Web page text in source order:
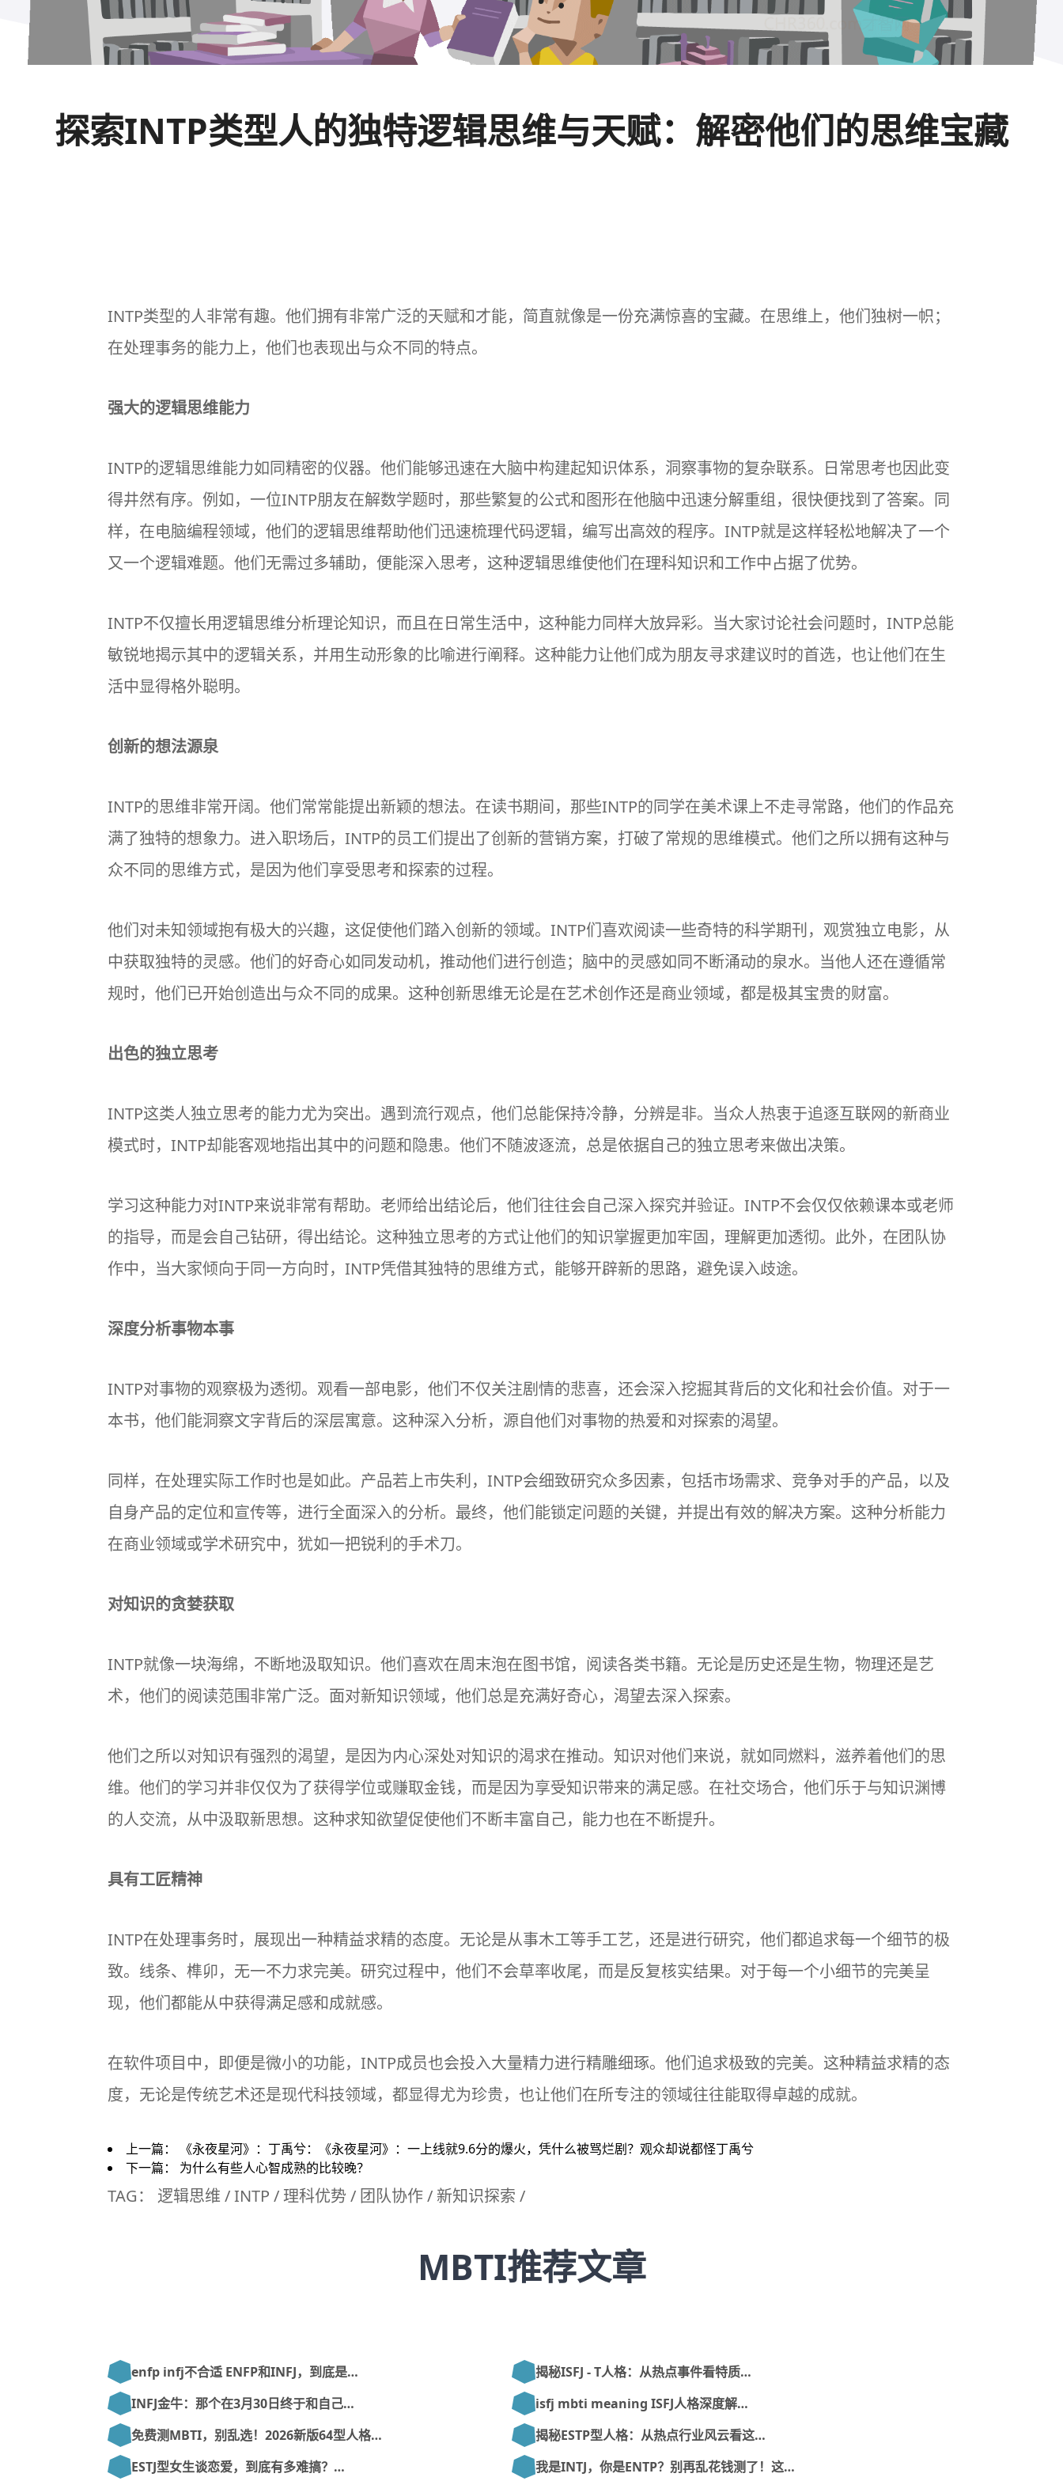
探索INTP类型人的独特逻辑思维与天赋：解密他们的思维宝藏
INTP类型的人非常有趣。他们拥有非常广泛的天赋和才能，简直就像是一份充满惊喜的宝藏。在思维上，他们独树一帜；
在处理事务的能力上，他们也表现出与众不同的特点。
强大的逻辑思维能力
INTP的逻辑思维能力如同精密的仪器。他们能够迅速在大脑中构建起知识体系，洞察事物的复杂联系。日常思考也因此变
得井然有序。例如，一位INTP朋友在解数学题时，那些繁复的公式和图形在他脑中迅速分解重组，很快便找到了答案。同
样，在电脑编程领域，他们的逻辑思维帮助他们迅速梳理代码逻辑，编写出高效的程序。INTP就是这样轻松地解决了一个
又一个逻辑难题。他们无需过多辅助，便能深入思考，这种逻辑思维使他们在理科知识和工作中占据了优势。
INTP不仅擅长用逻辑思维分析理论知识，而且在日常生活中，这种能力同样大放异彩。当大家讨论社会问题时，INTP总能
敏锐地揭示其中的逻辑关系，并用生动形象的比喻进行阐释。这种能力让他们成为朋友寻求建议时的首选，也让他们在生
活中显得格外聪明。
创新的想法源泉
INTP的思维非常开阔。他们常常能提出新颖的想法。在读书期间，那些INTP的同学在美术课上不走寻常路，他们的作品充
满了独特的想象力。进入职场后，INTP的员工们提出了创新的营销方案，打破了常规的思维模式。他们之所以拥有这种与
众不同的思维方式，是因为他们享受思考和探索的过程。
他们对未知领域抱有极大的兴趣，这促使他们踏入创新的领域。INTP们喜欢阅读一些奇特的科学期刊，观赏独立电影，从
中获取独特的灵感。他们的好奇心如同发动机，推动他们进行创造；脑中的灵感如同不断涌动的泉水。当他人还在遵循常
规时，他们已开始创造出与众不同的成果。这种创新思维无论是在艺术创作还是商业领域，都是极其宝贵的财富。
出色的独立思考
INTP这类人独立思考的能力尤为突出。遇到流行观点，他们总能保持冷静，分辨是非。当众人热衷于追逐互联网的新商业
模式时，INTP却能客观地指出其中的问题和隐患。他们不随波逐流，总是依据自己的独立思考来做出决策。
学习这种能力对INTP来说非常有帮助。老师给出结论后，他们往往会自己深入探究并验证。INTP不会仅仅依赖课本或老师
的指导，而是会自己钻研，得出结论。这种独立思考的方式让他们的知识掌握更加牢固，理解更加透彻。此外，在团队协
作中，当大家倾向于同一方向时，INTP凭借其独特的思维方式，能够开辟新的思路，避免误入歧途。
深度分析事物本事
INTP对事物的观察极为透彻。观看一部电影，他们不仅关注剧情的悲喜，还会深入挖掘其背后的文化和社会价值。对于一
本书，他们能洞察文字背后的深层寓意。这种深入分析，源自他们对事物的热爱和对探索的渴望。
同样，在处理实际工作时也是如此。产品若上市失利，INTP会细致研究众多因素，包括市场需求、竞争对手的产品，以及
自身产品的定位和宣传等，进行全面深入的分析。最终，他们能锁定问题的关键，并提出有效的解决方案。这种分析能力
在商业领域或学术研究中，犹如一把锐利的手术刀。
对知识的贪婪获取
INTP就像一块海绵，不断地汲取知识。他们喜欢在周末泡在图书馆，阅读各类书籍。无论是历史还是生物，物理还是艺
术，他们的阅读范围非常广泛。面对新知识领域，他们总是充满好奇心，渴望去深入探索。
他们之所以对知识有强烈的渴望，是因为内心深处对知识的渴求在推动。知识对他们来说，就如同燃料，滋养着他们的思
维。他们的学习并非仅仅为了获得学位或赚取金钱，而是因为享受知识带来的满足感。在社交场合，他们乐于与知识渊博
的人交流，从中汲取新思想。这种求知欲望促使他们不断丰富自己，能力也在不断提升。
具有工匠精神
INTP在处理事务时，展现出一种精益求精的态度。无论是从事木工等手工艺，还是进行研究，他们都追求每一个细节的极
致。线条、榫卯，无一不力求完美。研究过程中，他们不会草率收尾，而是反复核实结果。对于每一个小细节的完美呈
现，他们都能从中获得满足感和成就感。
在软件项目中，即便是微小的功能，INTP成员也会投入大量精力进行精雕细琢。他们追求极致的完美。这种精益求精的态
度，无论是传统艺术还是现代科技领域，都显得尤为珍贵，也让他们在所专注的领域往往能取得卓越的成就。
上一篇：
《永夜星河》：丁禹兮：《永夜星河》：一上线就9.6分的爆火，凭什么被骂烂剧？观众却说都怪丁禹兮
下一篇： 为什么有些人心智成熟的比较晚？
TAG： 逻辑思维 /INTP /理科优势 / 团队协作/ 新知识探索 /
MBTI推荐文章
enfp infj不合适 ENFP和INFJ，到底是…
揭秘ISFJ - T人格：从热点事件看特质…
INFJ金牛：那个在3月30日终于和自己…
isfj mbti meaning ISFJ人格深度解…
免费测MBTI，别乱选！2026新版64型人格…
揭秘ESTP型人格：从热点行业风云看这…
ESTJ型女生谈恋爱，到底有多难搞？…
我是INTJ，你是ENTP？别再乱花钱测了！这…